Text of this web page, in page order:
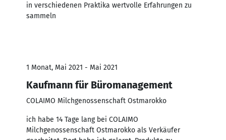
in verschiedenen Praktika wertvolle Erfahrungen zu
sammeln
1 Monat, Mai 2021 - Mai 2021
Kaufmann für Büromanagement
COLAIMO Milchgenossenschaft Ostmarokko
ich habe 14 Tage lang bei COLAIMO
Milchgenossenschaft Ostmarokko als Verkäufer